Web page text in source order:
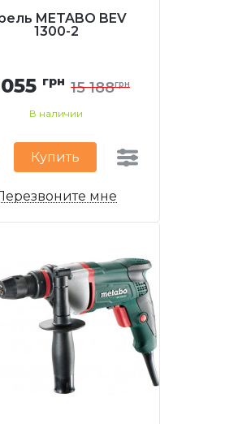
METABO BEV
1300-2
грн 15 188грн
В наличии
Купить
мне